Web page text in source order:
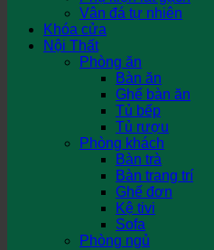
Vân đá tự nhiên
Khóa cửa
Nội Thất
Phòng ăn
Bàn ăn
Ghế bàn ăn
Tủ bếp
Tủ rượu
Phòng khách
Bàn trà
Bàn trang trí
Ghế đơn
Kệ tivi
Sofa
Phòng ngủ